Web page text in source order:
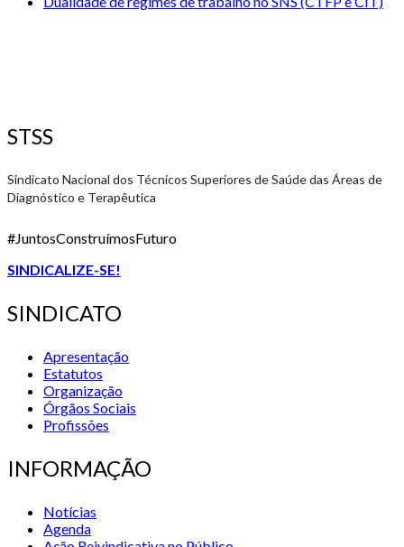
STSS
Sindicato Nacional dos Técnicos Superiores de Saúde das Áreas de
Diagnóstico e Terapêutica
#JuntosConstruímosFuturo
SINDICALIZE-SE!
SINDICATO
Apresentação
Estatutos
Organização
Órgãos Sociais
Profissões
INFORMAÇÃO
Notícias
Agenda